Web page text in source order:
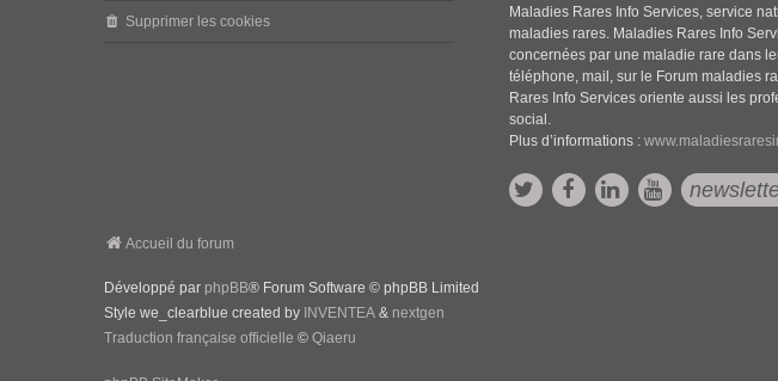
Supprimer les cookies
Maladies Rares Info Services, service
maladies rares. Maladies Rares Info
concernées par une maladie rare dans
téléphone, mail, sur le Forum maladies
Rares Info Services oriente aussi les
social.
Plus d’informations :
Accueil du forum
Développé par phpBB® Forum Software © phpBB Limited
Style we_clearblue created by INVENTEA & nextgen
Traduction française officielle © Qiaeru